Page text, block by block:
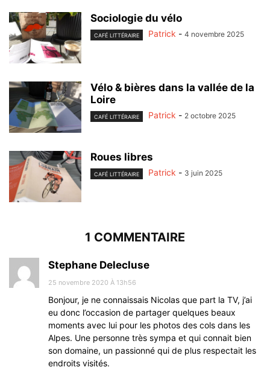
Sociologie du vélo
CAFÉ LITTÉRAIRE Patrick - 4 novembre 2025
Vélo & bières dans la vallée de la
Loire
CAFÉ LITTÉRAIRE Patrick - 2 octobre 2025
Roues libres
CAFÉ LITTÉRAIRE Patrick - 3 juin 2025
1 COMMENTAIRE
Stephane Delecluse
25 novembre 2020 À 13h56
Bonjour, je ne connaissais Nicolas que part la TV, j’ai
eu donc l’occasion de partager quelques beaux
moments avec lui pour les photos des cols dans les
Alpes. Une personne très sympa et qui connait bien
son domaine, un passionné qui de plus respectait les
endroits visités.